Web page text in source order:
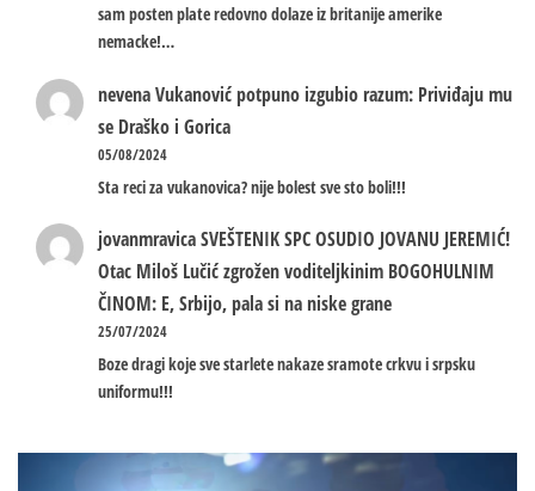
sam posten plate redovno dolaze iz britanije amerike
nemacke!…
nevenaVukanović potpuno izgubio razum: Priviđaju mu
se Draško i Gorica
05/08/2024
Sta reci za vukanovica? nije bolest sve sto boli!!!
jovanmravicaSVEŠTENIK SPC OSUDIO JOVANU JEREMIĆ!
Otac Miloš Lučić zgrožen voditeljkinim BOGOHULNIM
ČINOM: E, Srbijo, pala si na niske grane
25/07/2024
Boze dragi koje sve starlete nakaze sramote crkvu i srpsku
uniformu!!!